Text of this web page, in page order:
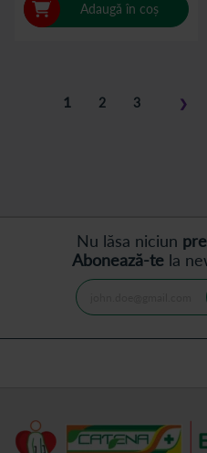
Adaugă în coș
în
1 Pagina
2 Pagina
3 ❯
Nu lăsa niciun
Abonează-tela